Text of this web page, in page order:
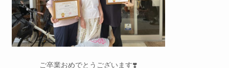
ご卒業おめでとうございます❣️